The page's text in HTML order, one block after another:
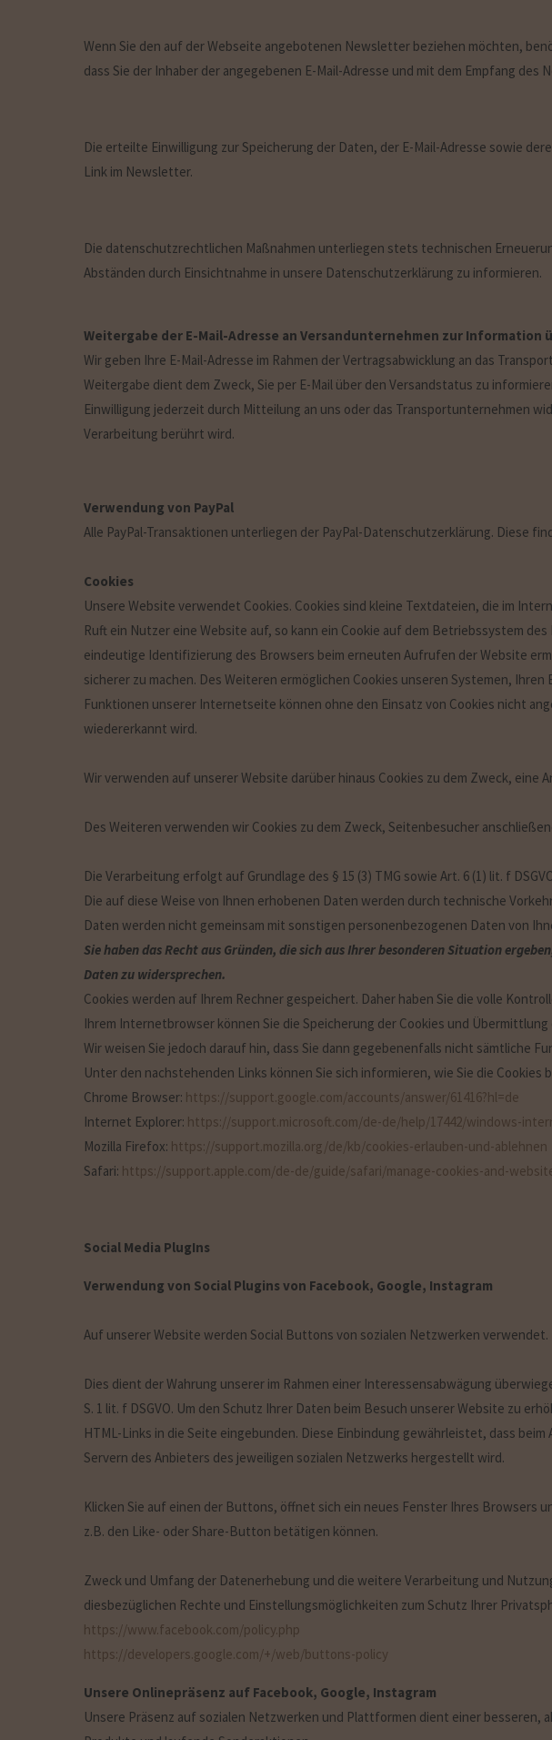
Wenn Sie den auf der Webseite angebotenen Newsletter beziehen möchten,
dass Sie der Inhaber der angegebenen E-Mail-Adresse und mit dem Empfang des
Die erteilte Einwilligung zur Speicherung der Daten, der E-Mail-Adresse sowie
Link im Newsletter.
Die datenschutzrechtlichen Maßnahmen unterliegen stets technischen
Abständen durch Einsichtnahme in unsere Datenschutzerklärung zu informieren.
Weitergabe der E-Mail-Adresse an Versandunternehmen zur Information
Wir geben Ihre E-Mail-Adresse im Rahmen der Vertragsabwicklung an das
Weitergabe dient dem Zweck, Sie per E-Mail über den Versandstatus zu
Einwilligung jederzeit durch Mitteilung an uns oder das Transportunternehmen
Verarbeitung berührt wird.
Verwendung von PayPal
Alle PayPal-Transaktionen unterliegen der PayPal-Datenschutzerklärung. Diese
Cookies
Unsere Website verwendet Cookies. Cookies sind kleine Textdateien, die im
Ruft ein Nutzer eine Website auf, so kann ein Cookie auf dem Betriebssystem
eindeutige Identifizierung des Browsers beim erneuten Aufrufen der Website
sicherer zu machen. Des Weiteren ermöglichen Cookies unseren Systemen,
Funktionen unserer Internetseite können ohne den Einsatz von Cookies nicht
wiedererkannt wird.
Wir verwenden auf unserer Website darüber hinaus Cookies zu dem Zweck, eine
Des Weiteren verwenden wir Cookies zu dem Zweck, Seitenbesucher
Die Verarbeitung erfolgt auf Grundlage des § 15 (3) TMG sowie Art. 6 (1) lit. f
Die auf diese Weise von Ihnen erhobenen Daten werden durch technische
Daten werden nicht gemeinsam mit sonstigen personenbezogenen Daten von
Sie haben das Recht aus Gründen, die sich aus Ihrer besonderen Situation
Daten zu widersprechen.
Cookies werden auf Ihrem Rechner gespeichert. Daher haben Sie die volle
Ihrem Internetbrowser können Sie die Speicherung der Cookies und
Wir weisen Sie jedoch darauf hin, dass Sie dann gegebenenfalls nicht sämtliche
Unter den nachstehenden Links können Sie sich informieren, wie Sie die
Chrome Browser: https://support.google.com/accounts/answer/61416?hl=de
Internet Explorer: https://support.microsoft.com/de-de/help/17442/windows-
Mozilla Firefox: https://support.mozilla.org/de/kb/cookies-erlauben-und-ablehnen
Safari: https://support.apple.com/de-de/guide/safari/manage-cookies-and-
Social Media PlugIns
Verwendung von Social Plugins von Facebook, Google, Instagram
Auf unserer Website werden Social Buttons von sozialen Netzwerken verwendet.
Dies dient der Wahrung unserer im Rahmen einer Interessensabwägung
S. 1 lit. f DSGVO. Um den Schutz Ihrer Daten beim Besuch unserer Website zu
HTML-Links in die Seite eingebunden. Diese Einbindung gewährleistet, dass
Servern des Anbieters des jeweiligen sozialen Netzwerks hergestellt wird.
Klicken Sie auf einen der Buttons, öffnet sich ein neues Fenster Ihres Browsers
z.B. den Like- oder Share-Button betätigen können.
Zweck und Umfang der Datenerhebung und die weitere Verarbeitung und
diesbezüglichen Rechte und Einstellungsmöglichkeiten zum Schutz Ihrer
https://www.facebook.com/policy.php
https://developers.google.com/+/web/buttons-policy
Unsere Onlinepräsenz auf Facebook, Google, Instagram
Unsere Präsenz auf sozialen Netzwerken und Plattformen dient einer